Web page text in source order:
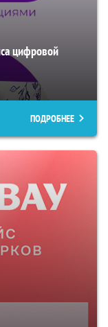
цифровой
ПОДРОБНЕЕ